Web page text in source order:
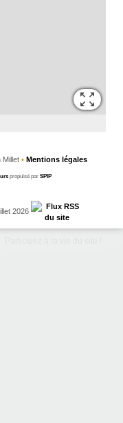
Millet • Mentions légales
propulsé par SPIP
2026